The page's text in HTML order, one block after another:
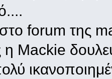
στο forum της
Mackie